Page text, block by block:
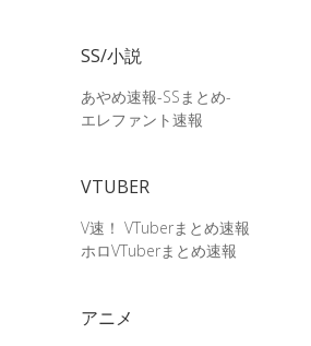
SS/小説
あやめ速報-SSまとめ-
エレファント速報
VTUBER
V速！ VTuberまとめ速報
ホロVTuberまとめ速報
アニメ